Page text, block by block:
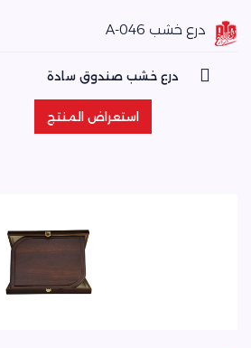
درع خشب A-046
درع خشب صندوق سادة
استعراض المنتج
استعراض المنتج